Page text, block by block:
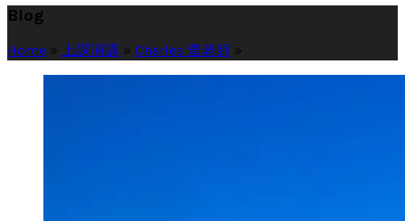
Blog
Home » 上課演講 » Charles 查老師 »